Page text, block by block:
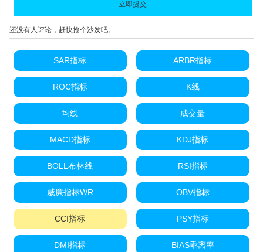
还没有人评论，赶快抢个沙发吧。
SAR指标 ARBR指标
ROC指标 K线
均线 成交量
MACD指标 KDJ指标
BOLL布林线 RSI指标
威廉指标WR OBV指标
CCI指标 PSY指标
DMI指标 BIAS乖离率